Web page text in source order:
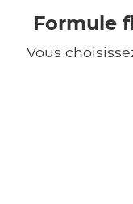
Formule
Vous